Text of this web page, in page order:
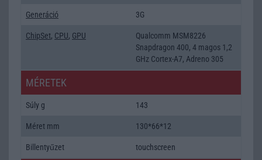
Generáció 3G
ChipSet, CPU, GPU
Qualcomm MSM8226
Snapdragon 400, 4 magos 1,2
GHz Cortex-A7, Adreno 305
MÉRETEK
Súly g 143
Méret mm 130*66*12
Billentyűzet touchscreen